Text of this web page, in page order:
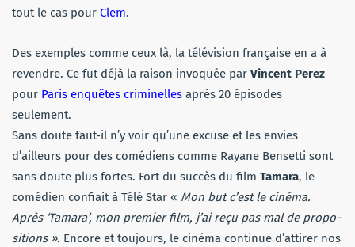
tout le cas pour Clem.
Des exemples comme ceux là, la télévision française en a à
revendre. Ce fut déjà la raison invoquée par Vincent Perez
pour Paris enquêtes criminelles après 20 épisodes
seulement.
Sans doute faut-il n’y voir qu’une excuse et les envies
d’ailleurs pour des comédiens comme Rayane Bensetti sont
sans doute plus fortes. Fort du succès du film Tamara, le
comédien confiait à Télé Star « Mon but c’est le cinéma.
Après ‘Tamara’, mon premier film, j’ai reçu pas mal de propo­
si­tions ». Encore et toujours, le cinéma continue d’attirer nos